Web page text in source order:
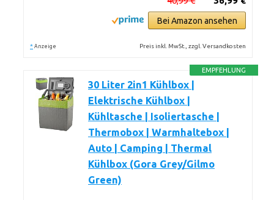
Bei Amazon ansehen
* Anzeige Preis inkl. MwSt., zzgl. Versandkosten
EMPFEHLUNG
30 Liter 2in1 Kühlbox |
Elektrische Kühlbox |
Kühltasche | Isoliertasche |
Thermobox | Warmhaltebox |
Auto | Camping | Thermal
Kühlbox (Gora Grey/Gilmo
Green)